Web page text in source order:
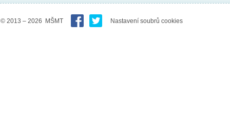
© 2013 – 2026 MŠMT Nastavení soubrů cookies